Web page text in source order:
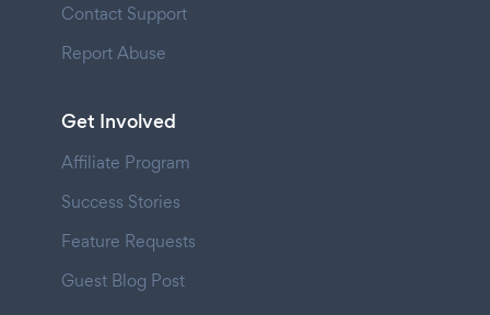
Contact Support
Report Abuse
Get Involved
Affiliate Program
Success Stories
Feature Requests
Guest Blog Post